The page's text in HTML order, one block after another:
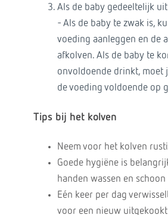
Als de baby gedeeltelijk
- Als de baby te zwak is,
voeding aanleggen en de
afkolven. Als de baby te
onvoldoende drinkt, moet
de voeding voldoende op
Tips bij hetkolven
Neem voor het kolven
Goede hygiëne is
handen wassen en
Eén keer per dag
voor een nieuw uitgekookt